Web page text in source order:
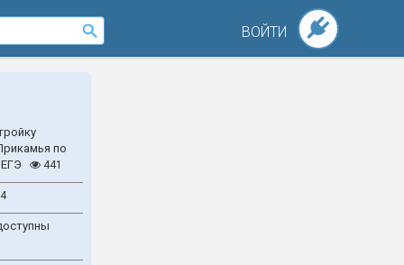
ВОЙТИ
по
441